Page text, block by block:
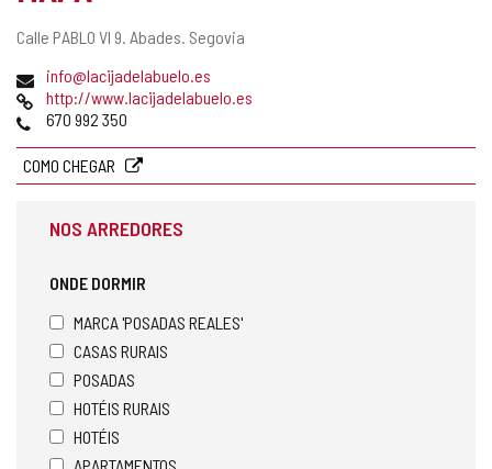
Endereço
Calle PABLO VI 9. Abades. Segovia
Endereço
de
email
info@lacijadelabuelo.es
Pagina
web
http://www.lacijadelabuelo.es
Telefones
670 992 350
COMO CHEGAR
NOS ARREDORES
ONDE DORMIR
MARCA 'POSADAS REALES'
CASAS RURAIS
POSADAS
HOTÉIS RURAIS
HOTÉIS
APARTAMENTOS